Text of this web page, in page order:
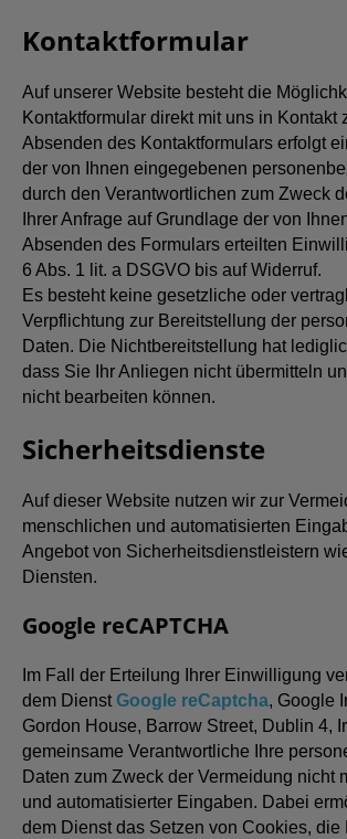
Kontaktformular
Auf unserer Website besteht die
Kontaktformular direkt mit uns in Kontakt
Absenden des Kontaktformulars erfolgt
der von Ihnen eingegebenen
durch den Verantwortlichen zum Zweck
Ihrer Anfrage auf Grundlage der von
Absenden des Formulars erteilten
6 Abs. 1 lit. a DSGVO bis auf Widerruf.
Es besteht keine gesetzliche oder
Verpflichtung zur Bereitstellung der
Daten. Die Nichtbereitstellung hat
dass Sie Ihr Anliegen nicht übermitteln
nicht bearbeiten können.
Sicherheitsdienste
Auf dieser Website nutzen wir zur
menschlichen und automatisierten
Angebot von Sicherheitsdienstleistern
Diensten.
Google reCAPTCHA
Im Fall der Erteilung Ihrer Einwilligung
dem Dienst Google reCaptcha, Google
Gordon House, Barrow Street, Dublin 4,
gemeinsame Verantwortliche Ihre
Daten zum Zweck der Vermeidung nicht
und automatisierter Eingaben. Dabei
dem Dienst das Setzen von Cookies, die